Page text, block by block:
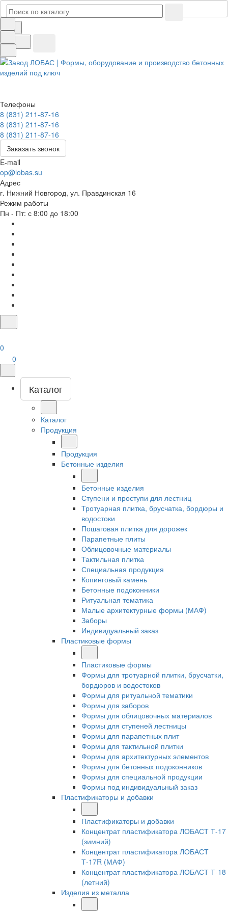
Телефоны
8 (831) 211-87-16
8 (831) 211-87-16
8 (831) 211-87-16
Заказать звонок
E-mail
op@lobas.su
Адрес
г. Нижний Новгород, ул. Правдинская 16
Режим работы
Пн - Пт: с 8:00 до 18:00
0
0
Каталог
Каталог
Продукция
Продукция
Бетонные изделия
Бетонные изделия
Ступени и проступи для лестниц
Тротуарная плитка, брусчатка, бордюры и
водостоки
Пошаговая плитка для дорожек
Парапетные плиты
Облицовочные материалы
Тактильная плитка
Специальная продукция
Копинговый камень
Бетонные подоконники
Ритуальная тематика
Малые архитектурные формы (МАФ)
Заборы
Индивидуальный заказ
Пластиковые формы
Пластиковые формы
Формы для тротуарной плитки, брусчатки,
бордюров и водостоков
Формы для ритуальной тематики
Формы для заборов
Формы для облицовочных материалов
Формы для ступеней лестницы
Формы для парапетных плит
Формы для тактильной плитки
Формы для архитектурных элементов
Формы для бетонных подоконников
Формы для специальной продукции
Формы под индивидуальный заказ
Пластификаторы и добавки
Пластификаторы и добавки
Концентрат пластификатора ЛОБАСТ Т-17
(зимний)
Концентрат пластификатора ЛОБАСТ
Т-17R (МАФ)
Концентрат пластификатора ЛОБАСТ Т-18
(летний)
Изделия из металла